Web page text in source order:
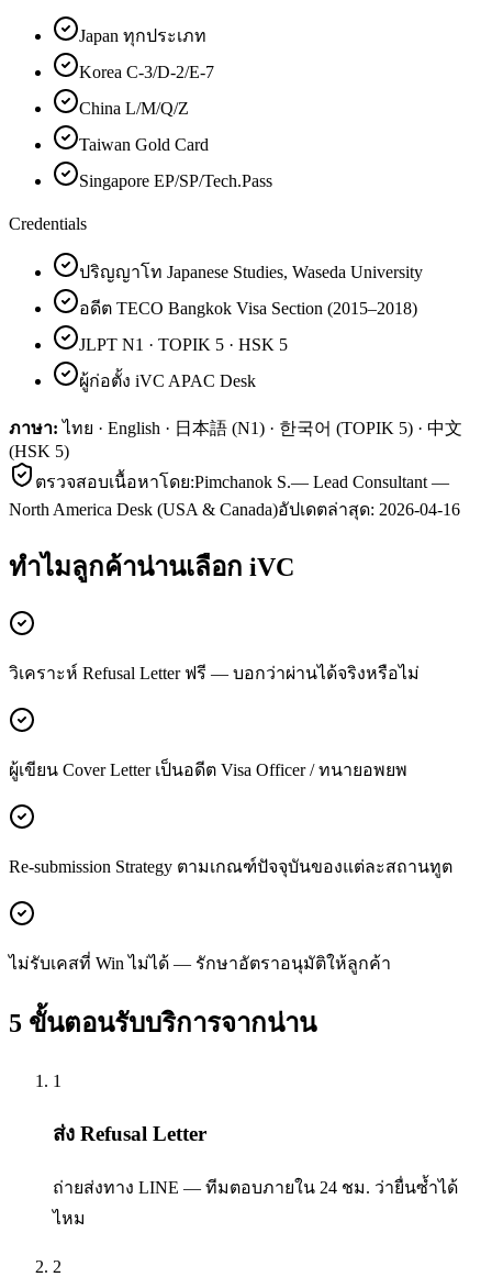
Japan ทุกประเภท
Korea C-3/D-2/E-7
China L/M/Q/Z
Taiwan Gold Card
Singapore EP/SP/Tech.Pass
Credentials
ปริญญาโท Japanese Studies, Waseda University
อดีต TECO Bangkok Visa Section (2015–2018)
JLPT N1 · TOPIK 5 · HSK 5
ผู้ก่อตั้ง iVC APAC Desk
ภาษา: ไทย · English · 日本語 (N1) · 한국어 (TOPIK 5) · 中文
(HSK 5)
ตรวจสอบเนื้อหาโดย:Pimchanok S.— Lead Consultant —
North America Desk (USA & Canada)อัปเดตล่าสุด: 2026-04-16
ทำไมลูกค้าน่านเลือก iVC
วิเคราะห์ Refusal Letter ฟรี — บอกว่าผ่านได้จริงหรือไม่
ผู้เขียน Cover Letter เป็นอดีต Visa Officer / ทนายอพยพ
Re-submission Strategy ตามเกณฑ์ปัจจุบันของแต่ละสถานทูต
ไม่รับเคสที่ Win ไม่ได้ — รักษาอัตราอนุมัติให้ลูกค้า
5 ขั้นตอนรับบริการจากน่าน
1
ส่ง Refusal Letter
ถ่ายส่งทาง LINE — ทีมตอบภายใน 24 ชม. ว่ายื่นซ้ำได้
ไหม
2